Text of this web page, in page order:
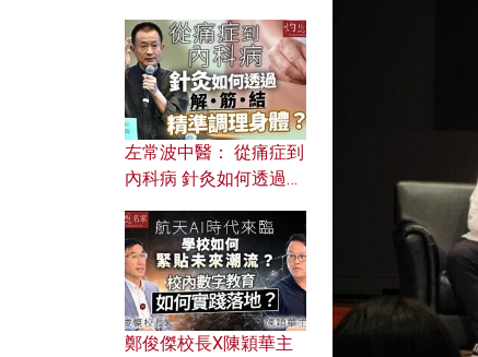
的七情六欲？
左常波中醫： 從痛症到
內科病 針灸如何透過解
鄭俊傑校長X陳穎華主